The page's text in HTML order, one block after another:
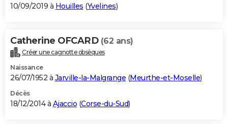
10/09/2019 à Houilles (Yvelines)
Catherine OFCARD (62 ans)
Créer une cagnotte obsèques
Naissance
26/07/1952 à Jarville-la-Malgrange (Meurthe-et-Moselle)
Décès
18/12/2014 à Ajaccio (Corse-du-Sud)